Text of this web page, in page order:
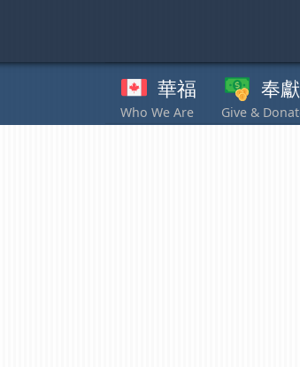
華福 奉獻 通